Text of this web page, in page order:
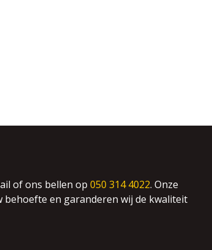
of ons bellen op 050 314 4022. Onze
en garanderen wij de kwaliteit